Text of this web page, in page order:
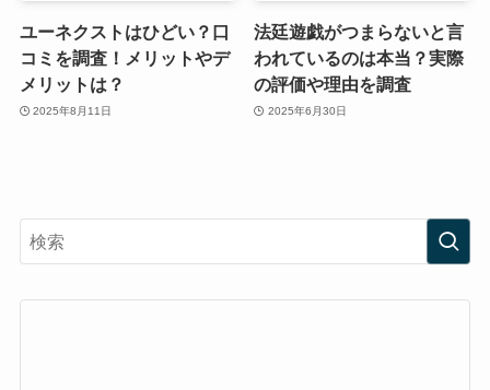
ユーネクストはひどい？口
コミを調査！メリットやデ
メリットは？
2025年8月11日
法廷遊戯がつまらないと言
われているのは本当？実際
の評価や理由を調査
2025年6月30日